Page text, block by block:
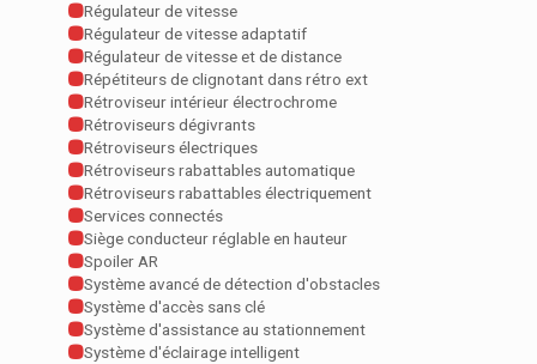
Régulateur de vitesse
Régulateur de vitesse adaptatif
Régulateur de vitesse et de distance
Répétiteurs de clignotant dans rétro ext
Rétroviseur intérieur électrochrome
Rétroviseurs dégivrants
Rétroviseurs électriques
Rétroviseurs rabattables automatique
Rétroviseurs rabattables électriquement
Services connectés
Siège conducteur réglable en hauteur
Spoiler AR
Système avancé de détection d'obstacles
Système d'accès sans clé
Système d'assistance au stationnement
Système d'éclairage intelligent